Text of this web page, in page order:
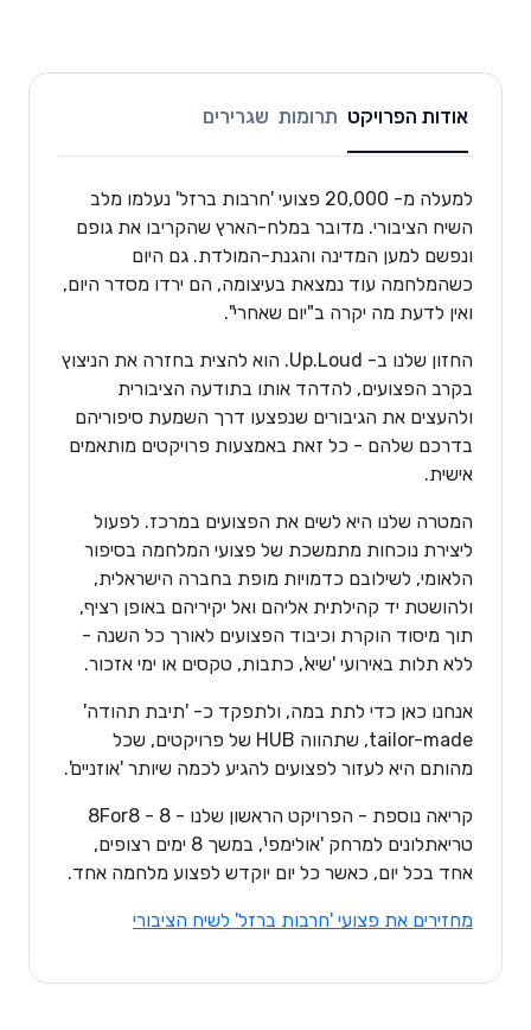
אודות הפרויקט תרומות שגרירים
למעלה מ- 20,000 פצועי 'חרבות ברזל' נעלמו מלב
השיח הציבורי. מדובר במלח-הארץ שהקריבו את גופם
ונפשם למען המדינה והגנת-המולדת. גם היום
כשהמלחמה עוד נמצאת בעיצומה, הם ירדו מסדר היום,
ואין לדעת מה יקרה ב"יום שאחרי".
החזון שלנו ב- Up.Loud. הוא להצית בחזרה את הניצוץ
בקרב הפצועים, להדהד אותו בתודעה הציבורית
ולהעצים את הגיבורים שנפצעו דרך השמעת סיפוריהם
בדרכם שלהם - כל זאת באמצעות פרויקטים מותאמים
אישית.
המטרה שלנו היא לשים את הפצועים במרכז. לפעול
ליצירת נוכחות מתמשכת של פצועי המלחמה בסיפור
הלאומי, לשילובם כדמויות מופת בחברה הישראלית,
ולהושטת יד קהילתית אליהם ואל יקיריהם באופן רציף,
תוך מיסוד הוקרת וכיבוד הפצועים לאורך כל השנה -
ללא תלות באירועי 'שיא', כתבות, טקסים או ימי אזכור.
אנחנו כאן כדי לתת במה, ולתפקד כ- 'תיבת תהודה'
tailor-made, שתהווה HUB של פרויקטים, שכל
מהותם היא לעזור לפצועים להגיע לכמה שיותר 'אוזניים'.
קריאה נוספת - הפרויקט הראשון שלנו - 8For8 - 8
טריאתלונים למרחק 'אולימפי', במשך 8 ימים רצופים,
אחד בכל יום, כאשר כל יום יוקדש לפצוע מלחמה אחד.
מחזירים את פצועי 'חרבות ברזל' לשיח הציבורי